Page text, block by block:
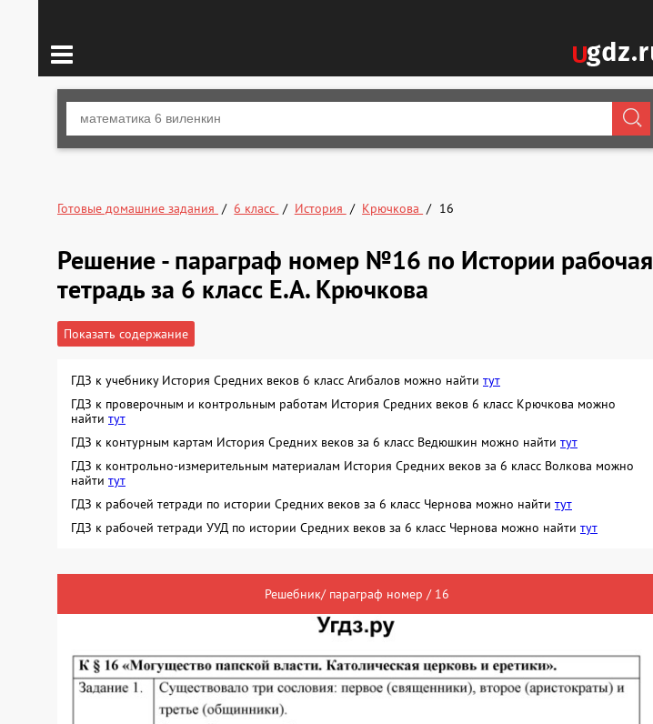
Готовые домашние задания 6 класс История Крючкова 16
Решение - параграф номер №16 по Истории рабочая
тетрадь за 6 класс Е.А. Крючкова
Показать содержание
ГДЗ к учебнику История Средних веков 6 класс Агибалов можно найти тут
ГДЗ к проверочным и контрольным работам История Средних веков 6 класс Крючкова можно
найти тут
ГДЗ к контурным картам История Средних веков за 6 класс Ведюшкин можно найти тут
ГДЗ к контрольно-измерительным материалам История Средних веков за 6 класс Волкова можно
найти тут
ГДЗ к рабочей тетради по истории Средних веков за 6 класс Чернова можно найти тут
ГДЗ к рабочей тетради УУД по истории Средних веков за 6 класс Чернова можно найти тут
Решебник/ параграф номер / 16